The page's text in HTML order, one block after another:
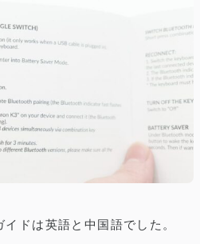
ドは英語と中国語でした。